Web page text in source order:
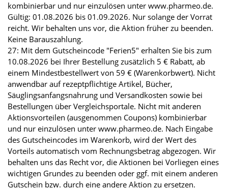
kombinierbar und nur einzulösen unter www.pharmeo.de.
Gültig: 01.08.2026 bis 01.09.2026. Nur solange der Vorrat
reicht. Wir behalten uns vor, die Aktion früher zu beenden.
Keine Barauszahlung.
27: Mit dem Gutscheincode "Ferien5" erhalten Sie bis zum
10.08.2026 bei Ihrer Bestellung zusätzlich 5 € Rabatt, ab
einem Mindestbestellwert von 59 € (Warenkorbwert). Nicht
anwendbar auf rezeptpflichtige Artikel, Bücher,
Säuglingsanfangsnahrung und Versandkosten sowie bei
Bestellungen über Vergleichsportale. Nicht mit anderen
Aktionsvorteilen (ausgenommen Coupons) kombinierbar
und nur einzulösen unter www.pharmeo.de. Nach Eingabe
des Gutscheincodes im Warenkorb, wird der Wert des
Vorteils automatisch vom Rechnungsbetrag abgezogen. Wir
behalten uns das Recht vor, die Aktionen bei Vorliegen eines
wichtigen Grundes zu beenden oder ggf. mit einem anderen
Gutschein bzw. durch eine andere Aktion zu ersetzen.